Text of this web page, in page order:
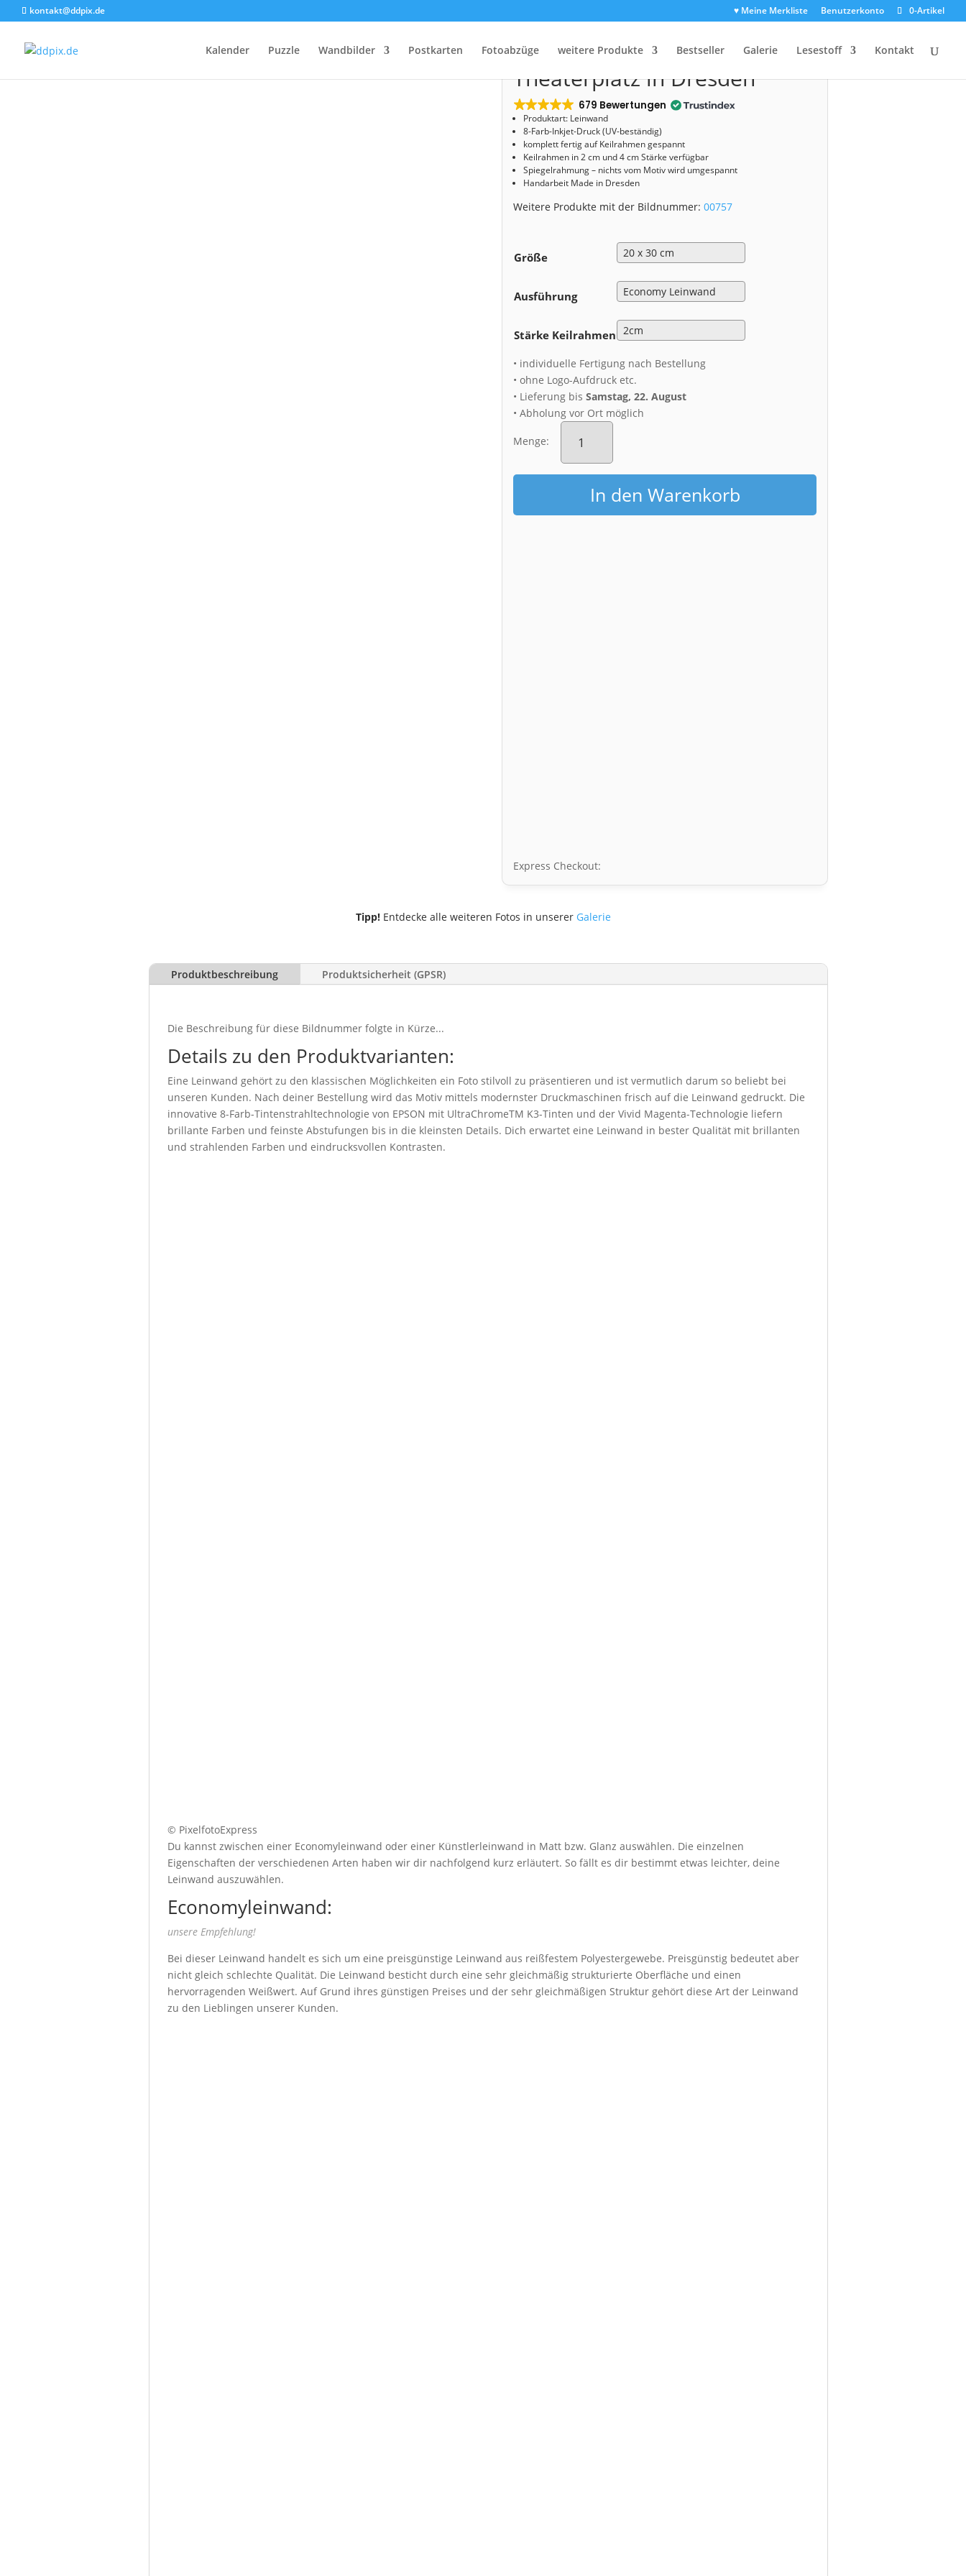
kontakt@ddpix.de ♥ Meine Merkliste Benutzerkonto 0-Artikel
Kalender Puzzle Wandbilder Postkarten Fotoabzüge weitere Produkte Bestseller Galerie Lesestoff Kontakt
Start/Shop/Leinwand/ Leinwand (00757) Theaterplatz in Dresden
Leinwand (00757)
Theaterplatz in Dresden
679 Bewertungen
Produktart: Leinwand
8-Farb-Inkjet-Druck (UV-beständig)
komplett fertig auf Keilrahmen gespannt
Keilrahmen in 2 cm und 4 cm Stärke verfügbar
Spiegelrahmung – nichts vom Motiv wird umgespannt
Handarbeit Made in Dresden
Weitere Produkte mit der Bildnummer:00757
Größe
Ausführung
Stärke Keilrahmen
• individuelle Fertigung nach Bestellung
• ohne Logo-Aufdruck etc.
• Lieferung bisSamstag, 22. August
• Abholung vor Ort möglich
Menge:
Leinwand
(00757)
in
Dresden
MengeIn den Warenkorb
Express Checkout:
Tipp!Entdecke alle weiteren Fotos in unserer Galerie
Produktbeschreibung Produktsicherheit (GPSR)
Die Beschreibung für diese Bildnummer folgte in Kürze...
Details zu den Produktvarianten:
Eine Leinwand gehört zu den klassischen Möglichkeiten ein Foto stilvoll zu präsentieren und ist vermutlich darum so beliebt bei
unseren Kunden. Nach deiner Bestellung wird das Motiv mittels modernster Druckmaschinen frisch auf die Leinwand gedruckt. Die
innovative 8-Farb-Tintenstrahltechnologie von EPSON mit UltraChromeTM K3-Tinten und der Vivid Magenta-Technologie liefern
brillante Farben und feinste Abstufungen bis in die kleinsten Details. Dich erwartet eine Leinwand in bester Qualität mit brillanten
und strahlenden Farben und eindrucksvollen Kontrasten.
© PixelfotoExpress
Du kannst zwischen einer Economyleinwand oder einer Künstlerleinwand in Matt bzw. Glanz auswählen. Die einzelnen
Eigenschaften der verschiedenen Arten haben wir dir nachfolgend kurz erläutert. So fällt es dir bestimmt etwas leichter, deine
Leinwand auszuwählen.
Economyleinwand:
unsere Empfehlung!
Bei dieser Leinwand handelt es sich um eine preisgünstige Leinwand aus reißfestem Polyestergewebe. Preisgünstig bedeutet aber
nicht gleich schlechte Qualität. Die Leinwand besticht durch eine sehr gleichmäßig strukturierte Oberfläche und einen
hervorragenden Weißwert. Auf Grund ihres günstigen Preises und der sehr gleichmäßigen Struktur gehört diese Art der Leinwand
zu den Lieblingen unserer Kunden.